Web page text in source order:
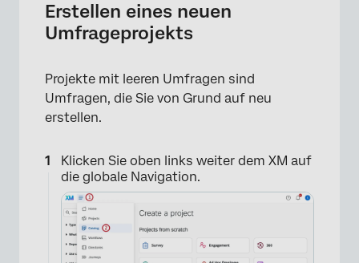
Erstellen eines neuen
Umfrageprojekts
Projekte mit leeren Umfragen sind
Umfragen, die Sie von Grund auf neu
erstellen.
Klicken Sie oben links weiter dem XM auf
die globale Navigation.